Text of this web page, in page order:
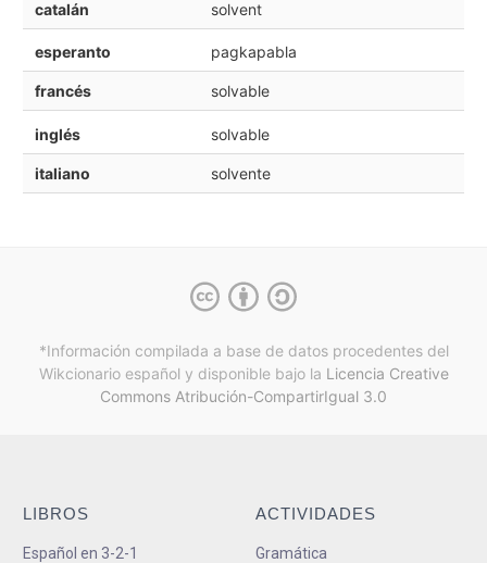
catalán solvent
esperanto pagkapabla
francés solvable
inglés solvable
italiano solvente
*Información compilada a base de datos procedentes del
Wikcionario español y disponible bajo la Licencia Creative
Commons Atribución-CompartirIgual 3.0
LIBROS
Español en 3-2-1
ACTIVIDADES
Gramática